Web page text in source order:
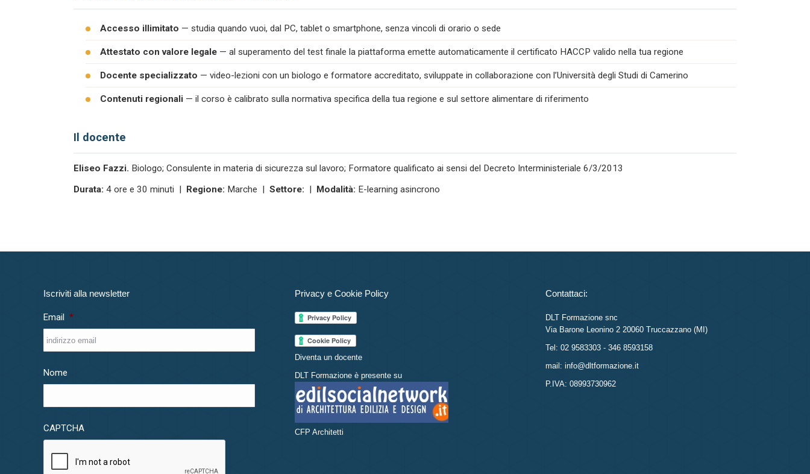
Accesso illimitato — studia quando vuoi, dal PC, tablet o smartphone, senza vincoli di orario o sede
Attestato con valore legale — al superamento del test finale la piattaforma emette automaticamente il certificato HACCP valido nella tua regione
Docente specializzato — video-lezioni con un biologo e formatore accreditato, sviluppate in collaborazione con l’Università degli Studi di Camerino
Contenuti regionali — il corso è calibrato sulla normativa specifica della tua regione e sul settore alimentare di riferimento
Il docente
Eliseo Fazzi. Biologo; Consulente in materia di sicurezza sul lavoro; Formatore qualificato ai sensi del Decreto Interministeriale 6/3/2013
Durata: 4 ore e 30 minuti | Regione: Marche | Settore: | Modalità: E-learning asincrono
Iscriviti alla newsletter
Email *
Nome
CAPTCHA
Privacy e Cookie Policy
Diventa un docente
DLT Formazione è presente su
CFP Architetti
Contattaci:
DLT Formazione snc
Via Barone Leonino 2 20060 Truccazzano (MI)
Tel: 02 9583303 - 346 8593158
mail: info@dltformazione.it
P.IVA: 08993730962